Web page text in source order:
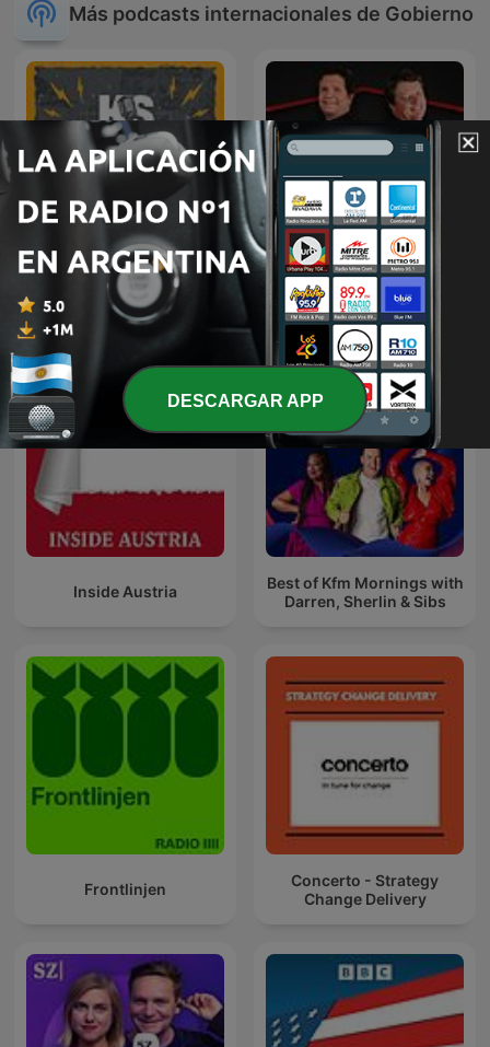
Más podcasts internacionales de Gobierno
Keluar Sekejap Red Eye Radio
Inside Austria
Best of Kfm Mornings with
Darren, Sherlin & Sibs
Frontlinjen
Concerto - Strategy
Change Delivery
DESCARGAR APP